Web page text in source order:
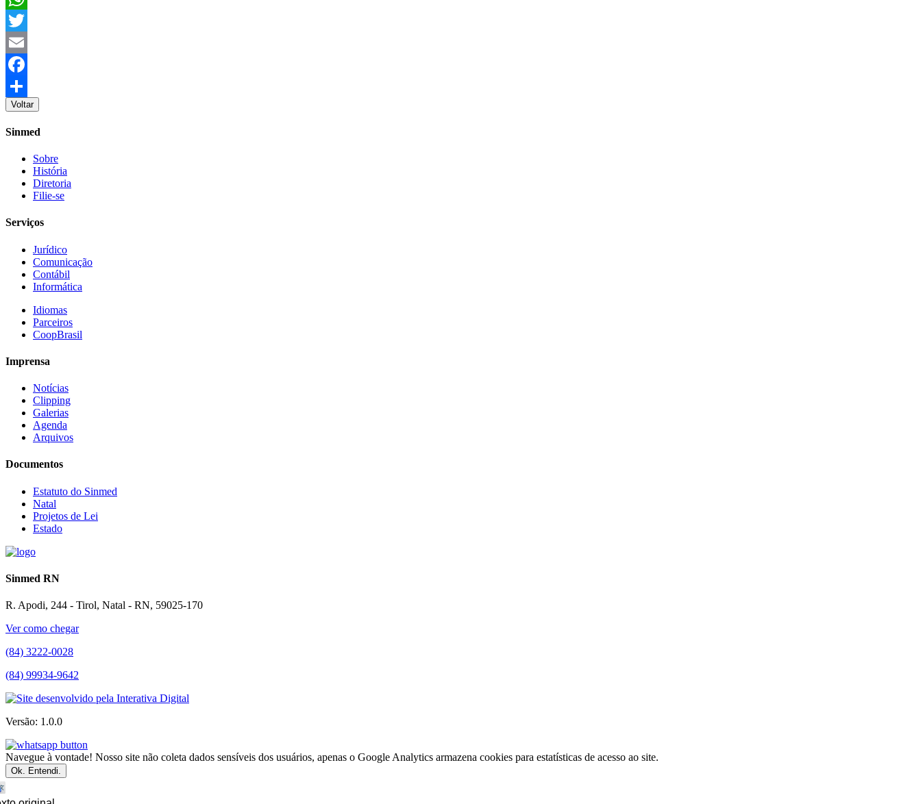
WhatsApp
Twitter
Email
Facebook
Share
Voltar
Sinmed
Sobre
História
Diretoria
Filie-se
Serviços
Jurídico
Comunicação
Contábil
Informática
Idiomas
Parceiros
CoopBrasil
Imprensa
Notícias
Clipping
Galerias
Agenda
Arquivos
Documentos
Estatuto do Sinmed
Natal
Projetos de Lei
Estado
Sinmed RN
R. Apodi, 244 - Tirol, Natal - RN, 59025-170
Ver como chegar
(84) 3222-0028
(84) 99934-9642
Versão: 1.0.0
Navegue à vontade! Nosso site não coleta dados sensíveis dos usuários, apenas o Google Analytics armazena cookies para estatísticas de acesso ao site.
Ok. Entendi.